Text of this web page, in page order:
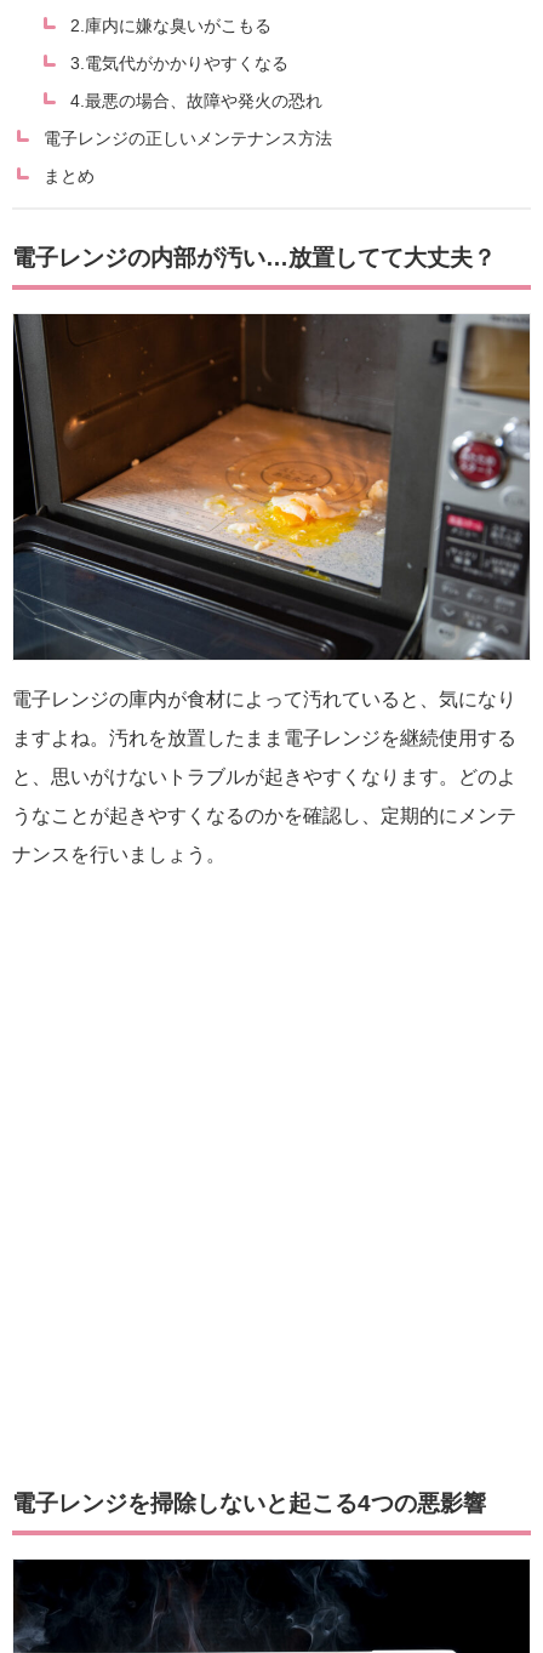
2.庫内に嫌な臭いがこもる
3.電気代がかかりやすくなる
4.最悪の場合、故障や発火の恐れ
電子レンジの正しいメンテナンス方法
まとめ
電子レンジの内部が汚い…放置してて大丈夫？
電子レンジの庫内が食材によって汚れていると、気になり
ますよね。汚れを放置したまま電子レンジを継続使用する
と、思いがけないトラブルが起きやすくなります。どのよ
うなことが起きやすくなるのかを確認し、定期的にメンテ
ナンスを行いましょう。
電子レンジを掃除しないと起こる4つの悪影響